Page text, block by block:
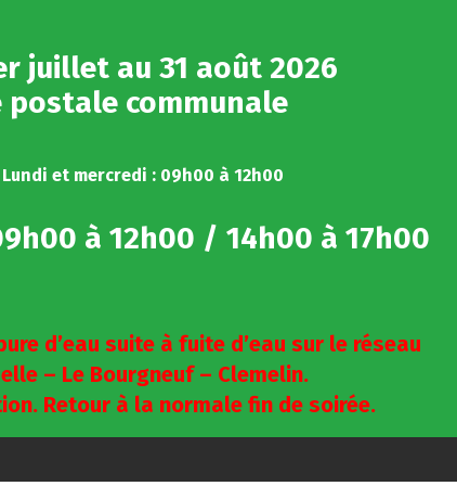
juillet au 31 août 2026
postale communale
Lundi et mercredi : 09h00 à 12h00
à 12h00 / 14h00 à 17h00
d’eau suite à fuite d’eau sur le réseau
– Le Bourgneuf – Clemelin.
Retour à la normale fin de soirée.